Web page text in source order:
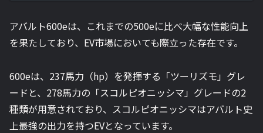
アバルト600eは、これまでの500eに比べ大幅な性能向上
を果たしており、EV市場においても際立った存在です。
600eは、237馬力（hp）を発揮する「ツーリズモ」グレ
ードと、278馬力の「スコルピオニッシマ」グレードの2
種類が用意されており、スコルピオニッシマはアバルト史
上最強の出力を持つEVとなっています。